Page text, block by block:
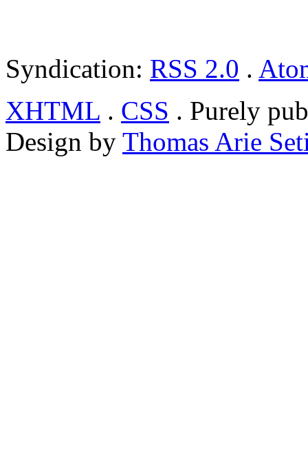
Syndication: RSS 2.0 .
XHTML . CSS . Purely
Design by Thomas Arie